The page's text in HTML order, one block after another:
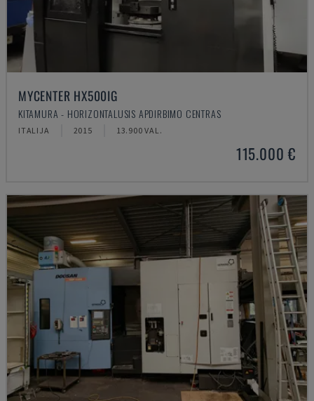
MYCENTER HX500IG
KITAMURA - HORIZONTALUSIS APDIRBIMO CENTRAS
ITALIJA 2015 13.900 VAL.
115.000 €